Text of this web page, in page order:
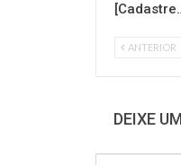
ANTERIOR
DEIXE